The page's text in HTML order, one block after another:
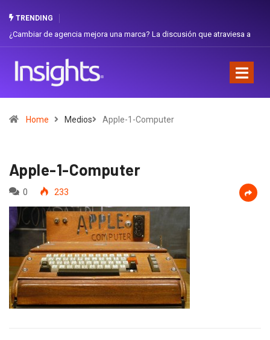
TRENDING
de agencia mejora una marca? La discusión que atraviesa a
Gabriela
Home Medios Apple-1-Computer
Apple-1-Computer
0 233